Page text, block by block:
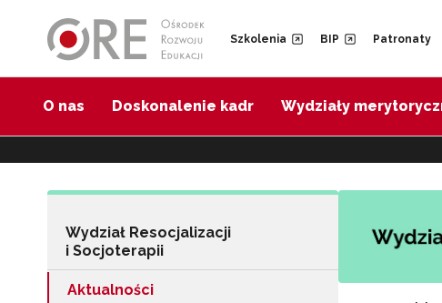
Szkolenia BIP Patronaty
O nas Doskonalenie kadr Wydziały
Wydział Resocjalizacji
i Socjoterapii
Aktualności